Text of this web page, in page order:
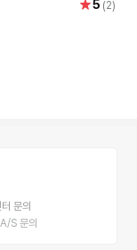
별5 (2)
문의
S 문의